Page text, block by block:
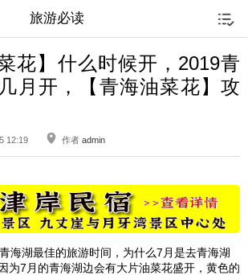
旅游必读
花】什么时候开，2019青
月开，【青海油菜花】攻
12:19 作者 admin
青海湖最佳的旅游时间，为什么7月是去青海湖
为7月的青海湖边会有大片油菜花盛开，黄色的